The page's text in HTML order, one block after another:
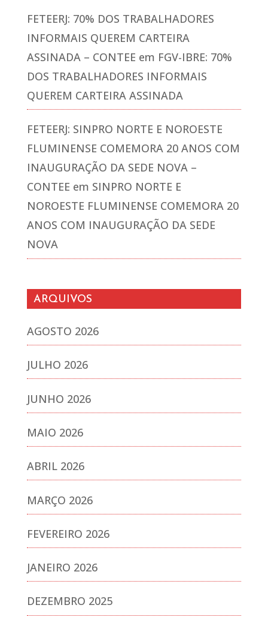
FETEERJ: 70% DOS TRABALHADORES
INFORMAIS QUEREM CARTEIRA
ASSINADA – CONTEE em FGV-IBRE: 70%
DOS TRABALHADORES INFORMAIS
QUEREM CARTEIRA ASSINADA
FETEERJ: SINPRO NORTE E NOROESTE
FLUMINENSE COMEMORA 20 ANOS COM
INAUGURAÇÃO DA SEDE NOVA –
CONTEE em SINPRO NORTE E
NOROESTE FLUMINENSE COMEMORA 20
ANOS COM INAUGURAÇÃO DA SEDE
NOVA
ARQUIVOS
AGOSTO 2026
JULHO 2026
JUNHO 2026
MAIO 2026
ABRIL 2026
MARÇO 2026
FEVEREIRO 2026
JANEIRO 2026
DEZEMBRO 2025